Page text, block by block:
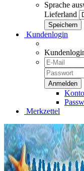
Sprache
Lieferland
Kundenlogin
Merkzettel